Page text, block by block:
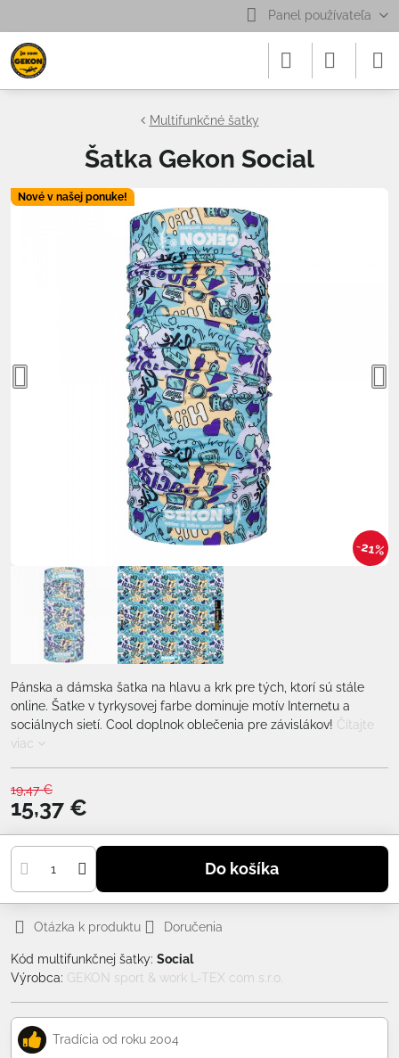
Panel používateľa
Nové v našej ponuke!
21%
Multifunkčné šatky
Šatka Gekon Social
Pánska a dámska šatka na hlavu a krk pre tých, ktorí sú stále
online. Šatke v tyrkysovej farbe dominuje motív Internetu a
sociálnych sietí. Cool doplnok oblečenia pre závislákov! Čítajte
viac
19,47 €
15,37 €
Do košíka
Otázka k produktu Doručenia
Kód multifunkčnej šatky: Social
Výrobca: GEKON sport & work L-TEX com s.r.o.
Tradícia od roku 2004